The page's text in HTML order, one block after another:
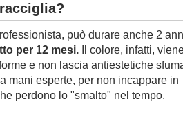
può durare anche 2
per 12 mesi. Il colore, infatti,
e non lascia antiestetiche
mani esperte, per non incappare in
perdono lo "smalto" nel tempo.